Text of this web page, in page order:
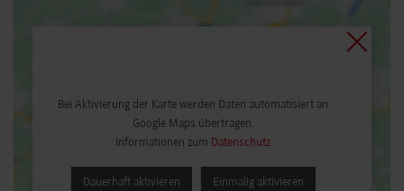
Bei Aktivierung der Karte werden Daten automatisiert an
Google Maps übertragen.
Informationen zum Datenschutz
Dauerhaft aktivieren Einmalig aktivieren